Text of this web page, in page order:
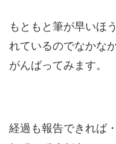
もともと筆が早いほ
れているのでなかな
がんばってみます。
経過も報告できれば